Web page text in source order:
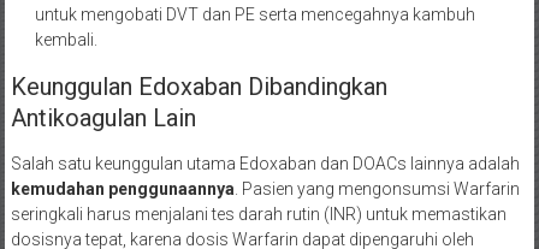
untuk mengobati DVT dan PE serta mencegahnya kambuh
kembali.
Keunggulan Edoxaban Dibandingkan
Antikoagulan Lain
Salah satu keunggulan utama Edoxaban dan DOACs lainnya adalah
kemudahan penggunaannya . Pasien yang mengonsumsi Warfarin
seringkali harus menjalani tes darah rutin (INR) untuk memastikan
dosisnya tepat, karena dosis Warfarin dapat dipengaruhi oleh